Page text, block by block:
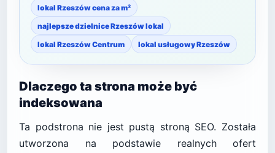
lokal Rzeszów cena za m²
najlepsze dzielnice Rzeszów lokal
lokal Rzeszów Centrum
lokal usługowy Rzeszów
Dlaczego ta strona może być
indeksowana
Ta podstrona nie jest pustą stroną SEO. Została
utworzona na podstawie realnych ofert